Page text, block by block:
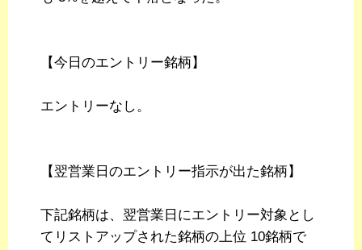
【今日のエントリー銘柄】
エントリーなし。
【翌営業日のエントリー指示が出た銘柄】
下記銘柄は、翌営業日にエントリー対象とし
てリストアップされた銘柄の上位 10銘柄で